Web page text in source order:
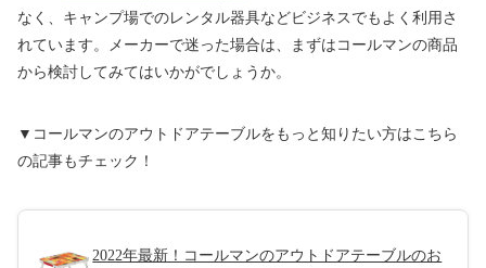
なく、キャンプ場でのレンタル器具などビジネスでもよく利用さ
れています。メーカーで迷った場合は、まずはコールマンの商品
から検討してみてはいかがでしょうか。
▼コールマンのアウトドアテーブルをもっと知りたい方はこちら
の記事もチェック！
2022年最新！コールマンのアウトドアテーブルのお